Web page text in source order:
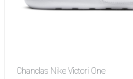
Chanclas Nike Victori One